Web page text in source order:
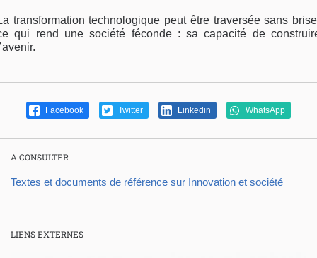
transformation technologique peut être traversée sans
qui rend une société féconde : sa capacité de
Facebook Twitter Linkedin WhatsApp
A CONSULTER
Textes et documents de référence sur Innovation et société
LIENS EXTERNES